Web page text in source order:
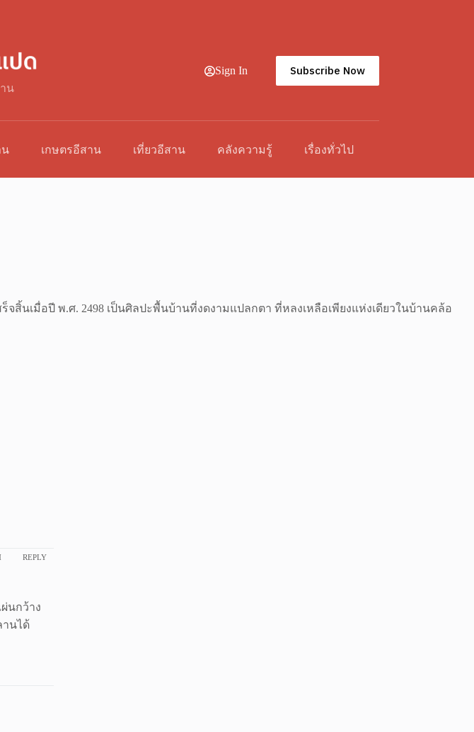
น
Sign In Subscribe Now
น เกษตรอีสาน เที่ยวอีสาน คลังความรู้ เรื่องทั่วไป
สิ้นเมื่อปี พ.ศ. 2498 เป็นศิลปะพื้นบ้านที่งดงามแปลกตา ที่หลงเหลือเพียงแห่งเดียวในบ้านคล้อ
REPLY
นกว้าง
านได้